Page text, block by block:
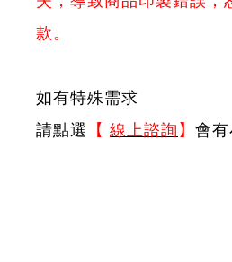
款。
如有特殊需求
請點選 【 線上諮詢】 會